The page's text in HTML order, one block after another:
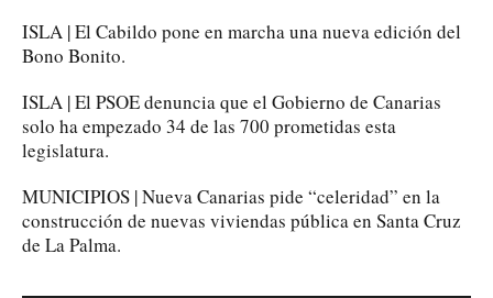
ISLA | El Cabildo pone en marcha una nueva edición del
Bono Bonito.
ISLA | El PSOE denuncia que el Gobierno de Canarias
solo ha empezado 34 de las 700 prometidas esta
legislatura.
MUNICIPIOS | Nueva Canarias pide “celeridad” en la
construcción de nuevas viviendas pública en Santa Cruz
de La Palma.